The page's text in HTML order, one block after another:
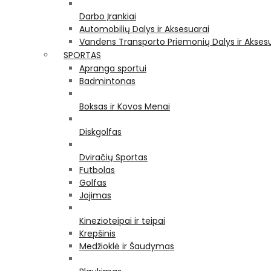
Darbo Įrankiai
Automobilių Dalys ir Aksesuarai
Vandens Transporto Priemonių Dalys ir
SPORTAS
Apranga sportui
Badmintonas
Boksas ir Kovos Menai
Diskgolfas
Dviračių Sportas
Futbolas
Golfas
Jojimas
Kinezioteipai ir teipai
Krepšinis
Medžioklė ir Šaudymas